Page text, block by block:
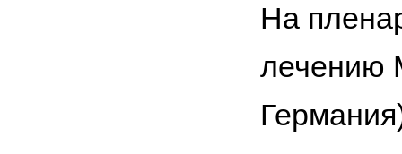
На
лечению